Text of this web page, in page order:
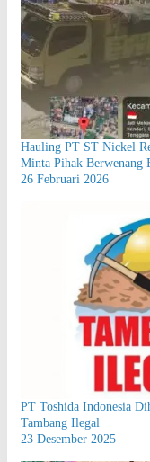
Hauling PT ST Nickel
Minta Pihak Berwenang
26 Februari 2026
PT Toshida Indonesia
Tambang Ilegal
23 Desember 2025